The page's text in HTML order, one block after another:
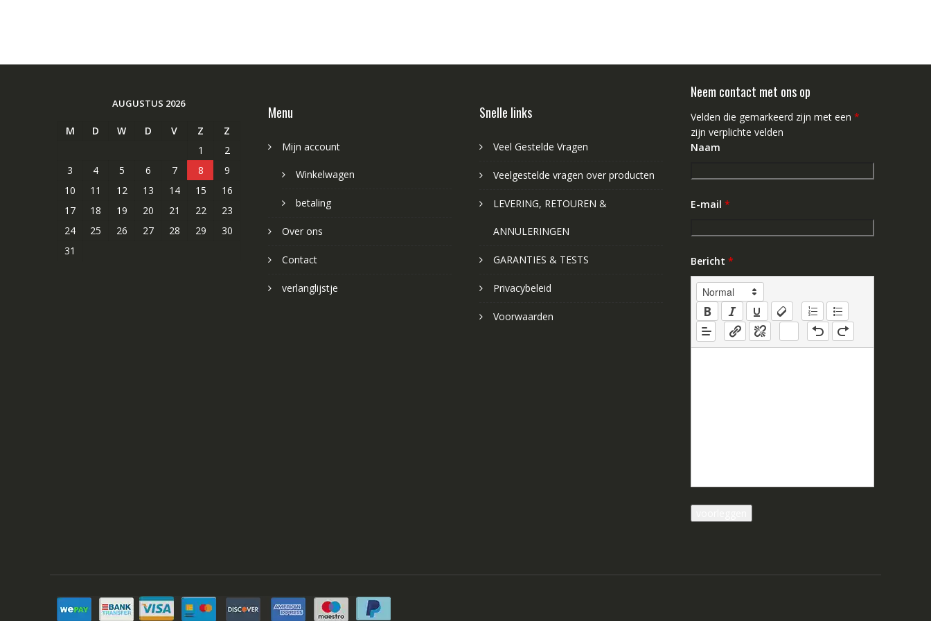
AUGUSTUS 2026
M D W D V Z
Z
1
2
3
4 5 6 7 8
9
10
11 12 13 14 15
16
17
18 19 20 21 22
23
24
25 26 27 28 29
30
31
Menu
Mijn account
Winkelwagen
betaling
Over ons
Contact
verlanglijstje
Snelle links
Veel Gestelde Vragen
Veelgestelde vragen over producten
LEVERING, RETOUREN &
ANNULERINGEN
GARANTIES & TESTS
Privacybeleid
Voorwaarden
Neem contact met ons op
Velden die gemarkeerd zijn met een *
zijn verplichte velden
Naam
E-mail *
Bericht *